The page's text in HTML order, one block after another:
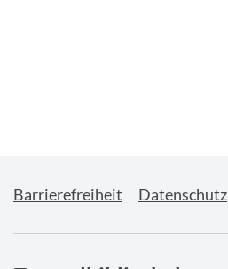
Barrierefreiheit Datenschutz